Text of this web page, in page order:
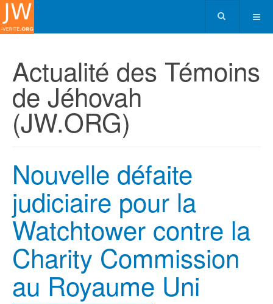
Actualité des Témoins
de Jéhovah
(JW.ORG)
Nouvelle défaite
judiciaire pour la
Watchtower contre la
Charity Commission
au Royaume Uni